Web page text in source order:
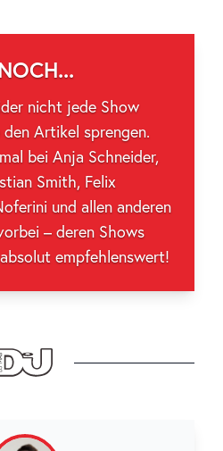
nicht jede Show
Artikel sprengen.
bei Anja Schneider,
Smith, Felix
und allen anderen
– deren Shows
empfehlenswert!